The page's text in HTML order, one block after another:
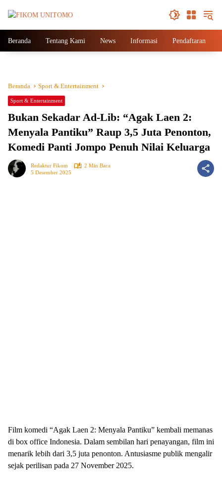
Beranda Tentang Kami News Informasi Pendaftaran
Beranda Sport & Entertainment
Sport & Entertainment
Bukan Sekadar Ad-Lib: “Agak Laen 2:
Menyala Pantiku” Raup 3,5 Juta Penonton,
Komedi Panti Jompo Penuh Nilai Keluarga
Redaktur Fikom
2 Min Baca
5 Desember 2025
Film komedi “Agak Laen 2: Menyala Pantiku” kembali memanas
di box office Indonesia. Dalam sembilan hari penayangan, film ini
menarik lebih dari 3,5 juta penonton. Antusiasme publik mengalir
sejak perilisan pada 27 November 2025.